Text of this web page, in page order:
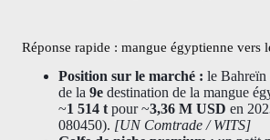
Réponse rapide : mangue égyptienne vers
Position sur le marché : le Bahreïn
de la 9e destination de la mangue
~1 514 t pour ~3,36 M USD en
080450). [UN Comtrade / WITS]